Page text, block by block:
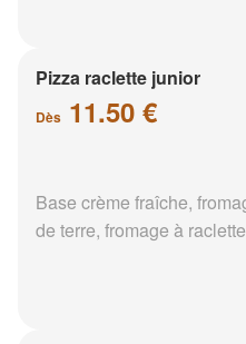
Pizza raclette junior
Dès 11.50 €
Base crème fraîche,
de terre, fromage à raclette